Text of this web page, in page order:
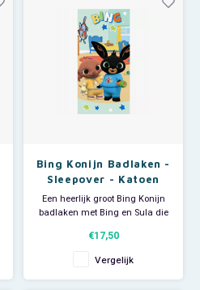
Bing Konijn Badlaken -
Sleepover - Katoen
Een heerlijk groot Bing Konijn
badlaken met Bing en Sula die
logeren. Deze grote Bing Konijn
handdoek is ideaal voor
thuisgebruik, voor bij de
zwemles of om als strandlaken
€17,50
Vergelijk